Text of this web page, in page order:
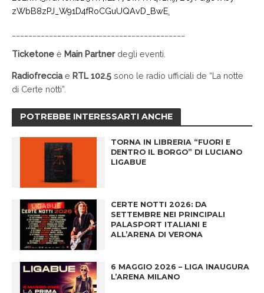
zWbB8zPJ_W91D4fRoCGuUQAvD_BwE.
Ticketone è Main Partnerdegli eventi.
Radiofrecciae RTL 102.5 sono le radio ufficiali de “La notte
di Certe notti”.
POTREBBE INTERESSARTI ANCHE
TORNA IN LIBRERIA “FUORI E
DENTRO IL BORGO” DI LUCIANO
LIGABUE
CERTE NOTTI 2026: DA
SETTEMBRE NEI PRINCIPALI
PALASPORT ITALIANI E
ALL’ARENA DI VERONA
6 MAGGIO 2026 – LIGA INAUGURA
L’ARENA MILANO